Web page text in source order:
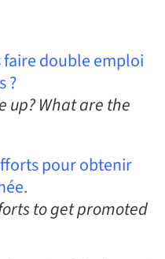
double emploi
?
up? What are the
pour obtenir
to get promoted